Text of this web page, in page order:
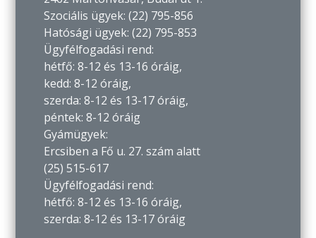
Szociális ügyek: (22) 795-856
Hatósági ügyek: (22) 795-853
Ügyfélfogadási rend:
hétfő: 8-12 és 13-16 óráig,
kedd: 8-12 óráig,
szerda: 8-12 és 13-17 óráig,
péntek: 8-12 óráig
Gyámügyek:
Ercsiben a Fő u. 27. szám alatt
(25) 515-617
Ügyfélfogadási rend:
hétfő: 8-12 és 13-16 óráig,
szerda: 8-12 és 13-17 óráig